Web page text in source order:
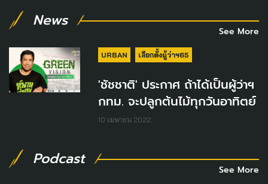
News
See More
URBAN เลือกตั้งผู้ว่าฯ65
'ชัชชาติ' ประกาศ ถ้าได้เป็นผู้ว่าฯ
กทม. จะปลูกต้นไม้ทุกวันอาทิตย์
10 เมษายน 2022
Podcast
See More